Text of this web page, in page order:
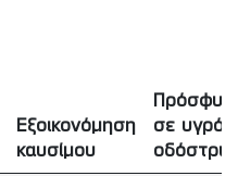
Εξοικονόμηση
καυσίμου
σε υγρό